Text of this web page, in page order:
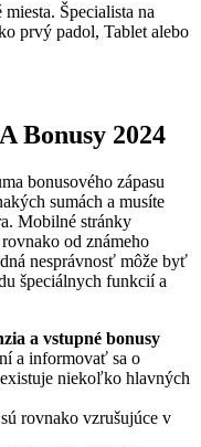
Špecialista na
prvý padol, Tablet alebo
Bonusy 2024
bonusového zápasu
sumách a musíte
Mobilné stránky
od známeho
nesprávnosť môže byť
špeciálnych funkcií a
a vstupné bonusy
a informovať sa o
niekoľko hlavných
rovnako vzrušujúce v